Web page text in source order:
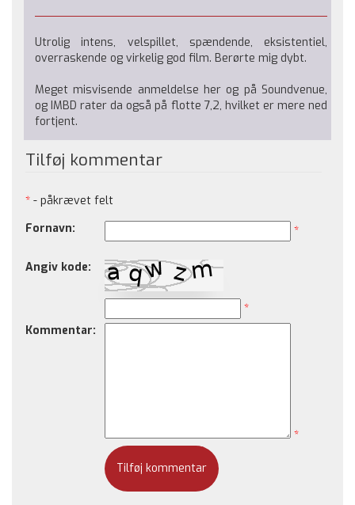
Utrolig intens, velspillet, spændende, eksistentiel,
overraskende og virkelig god film. Berørte mig dybt.
Meget misvisende anmeldelse her og på Soundvenue,
og IMBD rater da også på flotte 7,2, hvilket er mere ned
fortjent.
Tilføj kommentar
* - påkrævet felt
Fornavn:
*
Angiv kode:
*
Kommentar:
*